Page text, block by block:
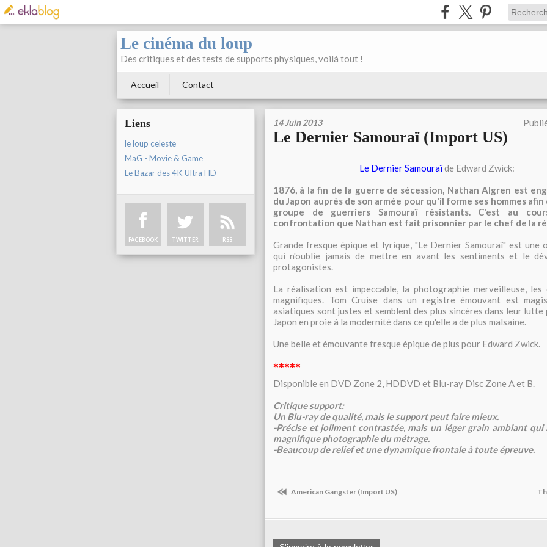
Le cinéma du loup
Des critiques et des tests de supports physiques, voilà tout !
Accueil Contact
Liens
le loup celeste
MaG - Movie & Game
Le Bazar des 4K Ultra HD
FACEBOOK TWITTER RSS
14 Juin 2013
Le Dernier Samouraï (Import US)
Le Dernier Samouraïde Edward Zwick:
1876, à la fin de la guerre de sécession, Nathan Algren est
du Japon auprès de son armée pour qu'il forme ses hommes
groupe de guerriers Samouraï résistants. C'est au
confrontation que Nathan est fait prisonnier par le chef de la
Grande fresque épique et lyrique, "Le Dernier Samouraï" est une
qui n'oublie jamais de mettre en avant les sentiments et le
protagonistes.
La réalisation est impeccable, la photographie merveilleuse, les
magnifiques. Tom Cruise dans un registre émouvant est
asiatiques sont justes et semblent des plus sincères dans leur lutte
Japon en proie à la modernité dans ce qu'elle a de plus malsaine.
Une belle et émouvante fresque épique de plus pour Edward Zwick.
*****
Disponible en DVD Zone 2, HDDVD et Blu-ray Disc Zone Aet B.
Critique support:
Un Blu-ray de qualité, mais le support peut faire mieux.
-Précise et joliment contrastée, mais un léger grain ambiant qui
magnifique photographie du métrage.
-Beaucoup de relief et une dynamique frontale à toute épreuve.
American Gangster (Import US)